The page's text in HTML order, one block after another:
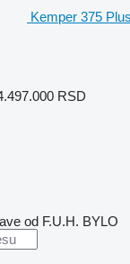
Kemper 375
RSD
od F.U.H. BYLO